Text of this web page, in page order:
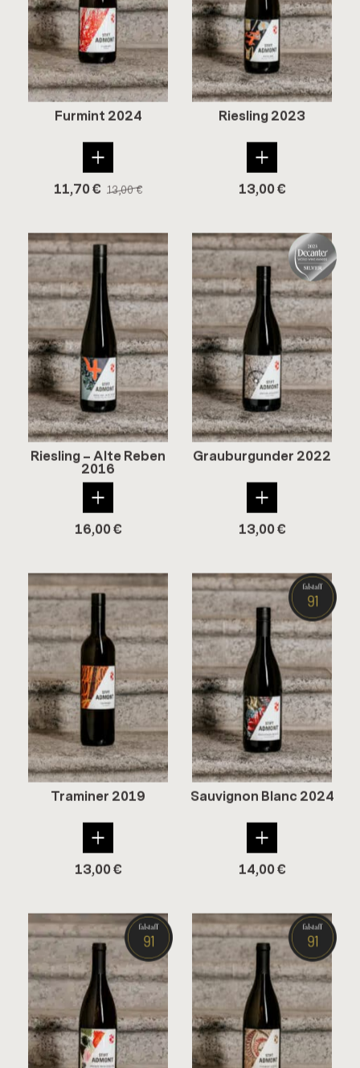
Fur­mint 2024
11,70€ 13,00€
Ries­ling 2023
13,00€
Ries­ling – Alte Reben
2016
16,00€
Grau­bur­gun­der 2022
13,00€
Tra­mi­ner 2019
13,00€
Sau­vi­gnon Blanc 2024
14,00€